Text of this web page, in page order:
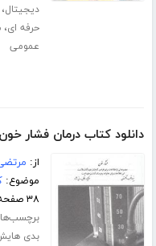
دیجیتال
حرفه ای،
عمومی
دانلود کتاب درمان فشار خون
از:
موضوع:
۳۸ صفحه
بدی